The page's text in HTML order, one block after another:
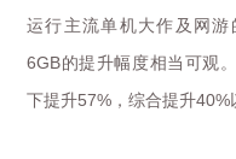
运行主流单机大作及网
6GB的提升幅度相当可观
下提升57% ，综合提升40%